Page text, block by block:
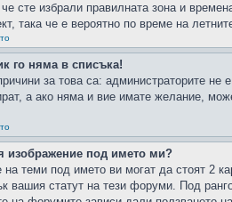
сте избрали правилната зона и
така че е вероятно по време на
го няма в списъка!
за това са: администраторите
а ако няма и вие имате желание,
изображение под името ми?
на теми под името ви могат да стоят 2
вашия статут на тези форуми. Под